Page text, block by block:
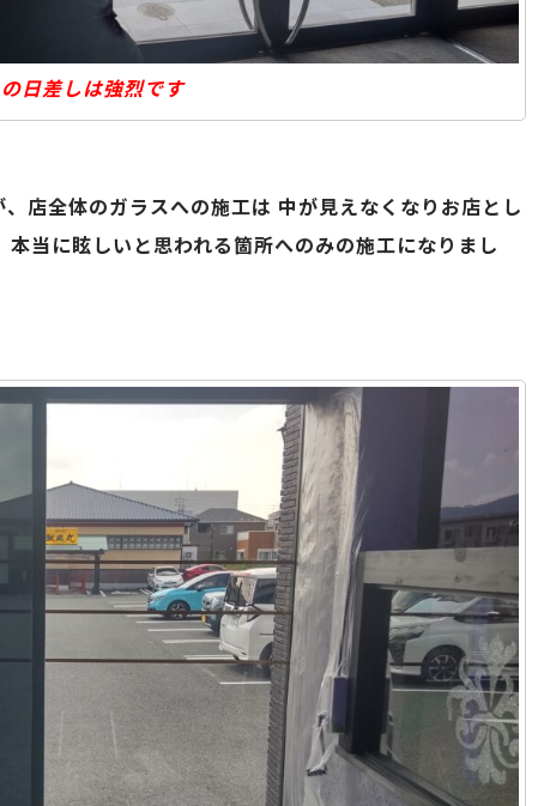
日差しは強烈です
店全体のガラスへの施工は 中が見えなくなりお店とし
当に眩しいと思われる箇所へのみの施工になりまし